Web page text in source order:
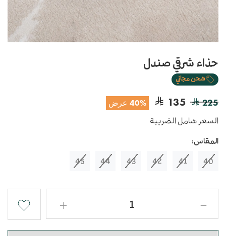
حذاء شرقي صندل
شحن مجاني
225
135 40% عرض
السعر شامل الضريبة
المقاس:
40
41
42
43
44
45